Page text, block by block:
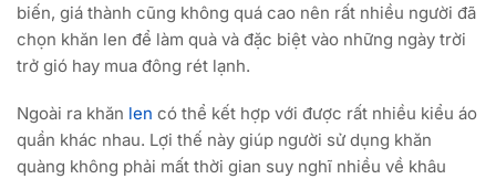
biến, giá thành cũng không quá cao nên rất nhiều người đã
chọn khăn len để làm quà và đặc biệt vào những ngày trời
trở gió hay mua đông rét lạnh.
Ngoài ra khăn len có thể kết hợp với được rất nhiều kiểu áo
quần khác nhau. Lợi thế này giúp người sử dụng khăn
quàng không phải mất thời gian suy nghĩ nhiều về khâu